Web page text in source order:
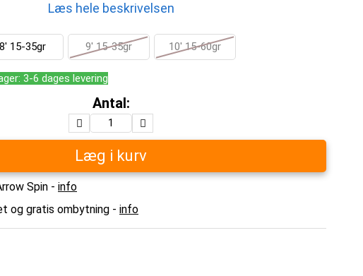
Læs hele beskrivelsen
8' 15-35gr 9' 15-35gr 10' 15-60gr
3-6 dages levering
Antal:
Læg i kurv
Spin - info
og gratis ombytning - info